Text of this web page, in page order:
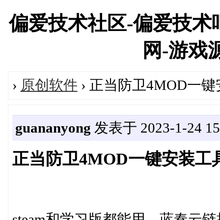
偏爱技术社区-偏爱技
网-游戏
› 原创软件 › 正当防卫4MOD一
guananyong 发表于 2023-1-24
正当防卫4MOD一键安装工